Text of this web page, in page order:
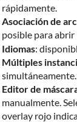
rápidamente.
Asociación de
posible para abrir
Idiomas:
Múltiples
simultáneamente.
Editor de
manualmente.
overlay rojo